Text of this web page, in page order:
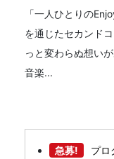
「一人ひとりの
を通じたセカンド
っと変わらぬ想い
音楽...
急募!
プロ